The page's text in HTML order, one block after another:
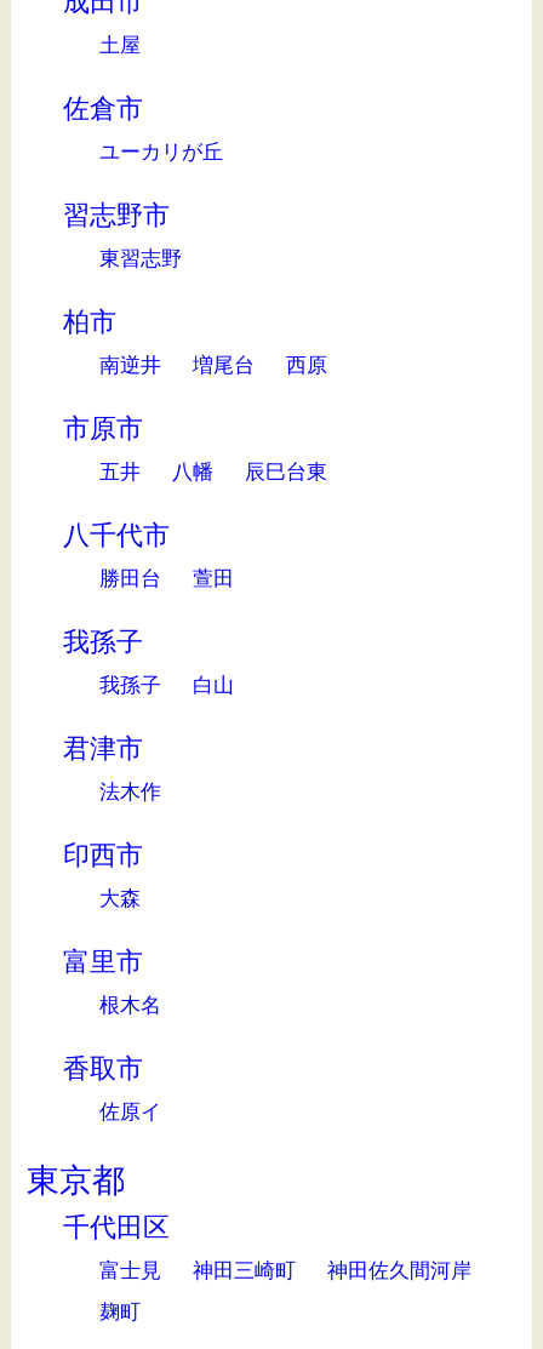
土屋
佐倉市
ユーカリが丘
習志野市
東習志野
柏市
南逆井 増尾台 西原
市原市
五井 八幡 辰巳台東
八千代市
勝田台 萱田
我孫子
我孫子 白山
君津市
法木作
印西市
大森
富里市
根木名
香取市
佐原イ
東京都
千代田区
富士見 神田三崎町
神田佐久間河岸
麹町